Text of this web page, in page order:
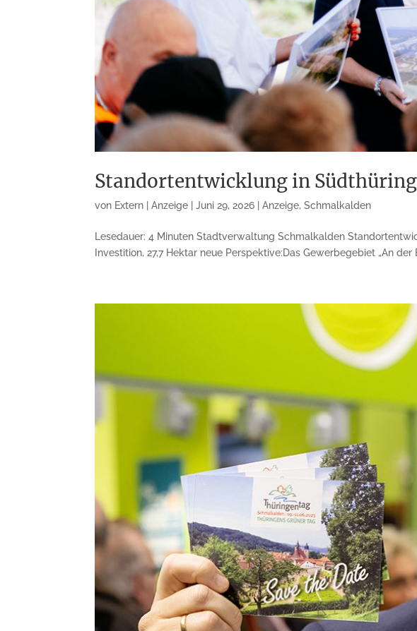
Standortentwicklung in
von Extern | Anzeige |Juni 29, 2026 |Anzeige,Schmalkalden
Lesedauer: 4 Minuten Stadtverwaltung Schmalkalden
Investition, 27,7 Hektar neue Perspektive:Das Gewerbegebiet „An der